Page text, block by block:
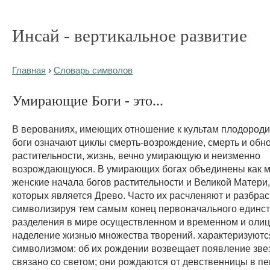
Инсай - вертикальное развитие
Главная › Словарь символов
Умирающие Боги - это...
В верованиях, имеющих отношение к культам
боги означают циклы смерть-возрождение, смерть и
растительности, жизнь, вечно умирающую и неизменно
возрождающуюся. В умирающих богах объединены как
женские начала богов растительности и Великой
которых является Древо. Часто их расчленяют и
символизируя тем самым конец первоначального
разделения в мире осуществленном и временном и
наделение жизнью множества творений.
символизмом: об их рождении возвещает появление
связано со светом; они рождаются от девственницы в